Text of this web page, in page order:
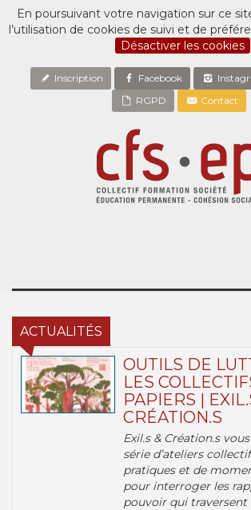
En poursuivant votre navigation sur ce
l’utilisation de cookies de suivi et de
Désactiver les cookies
Inscription Facebook
RGPD
Contact
ACTUALITÉS
OUTILS DE
LES
PAPIERS |
CRÉATION.S
Exil.s & Création.s
série d’ateliers
pratiques et de
pour interroger les
pouvoir qui traversent